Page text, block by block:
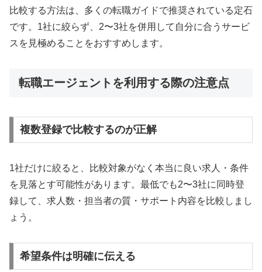
比較する方法は、多くの転職ガイドで推奨されている定石
です。1社に絞らず、2〜3社を併用して自分に合うサービ
スを見極めることをおすすめします。
転職エージェントを利用する際の注意点
複数登録で比較するのが正解
1社だけに絞ると、比較対象がなく本当に良い求人・条件
を見落とす可能性があります。最低でも2〜3社に同時登
録して、求人数・担当者の質・サポート内容を比較しまし
ょう。
希望条件は明確に伝える